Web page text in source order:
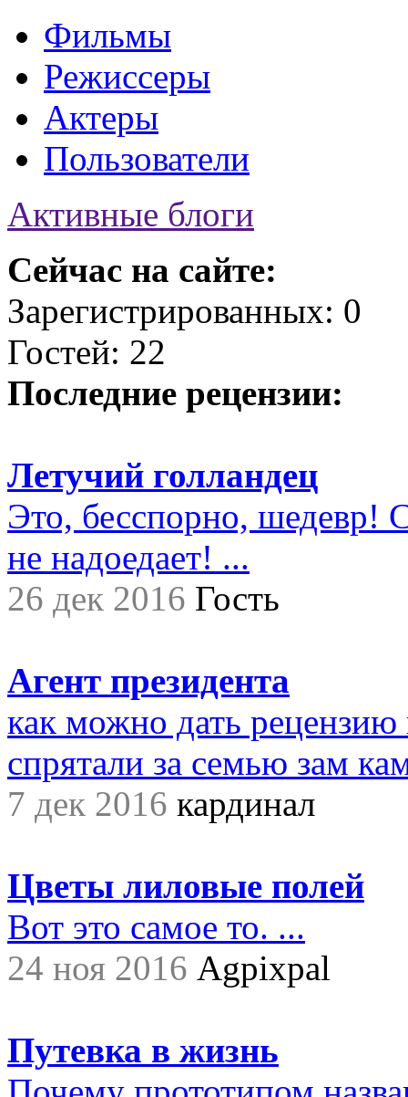
Фильмы
Режиссеры
Актеры
Пользователи
Активные блоги
Сейчас на сайте:
Зарегистрированных: 0
Гостей: 22
Последние рецензии:
Летучий голландец
Это, бесспорно, шедевр!
не надоедает! ...
26 дек 2016 Гость
Агент президента
как можно дать
спрятали за семью зам
7 дек 2016 кардинал
Цветы лиловые полей
Вот это самое то. ...
24 ноя 2016 Agpixpal
Путевка в жизнь